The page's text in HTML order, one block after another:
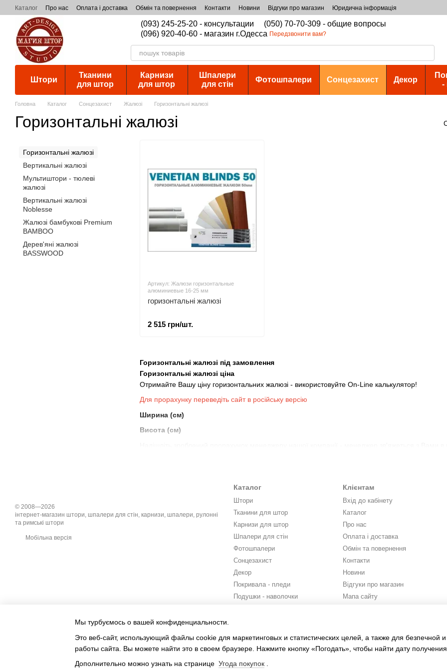
Перейти к основному контенту
Каталог Про нас Оплата і доставка Обмін та повернення Контакти Новини Відгуки про магазин Юридична інформація
(093) 245-25-20 - консультации
(050) 70-70-309 - общие вопросы
(096) 920-40-60 - магазин г.Одесса Передзвонити вам?
Штори
Тканини
для штор
Карнизи
для штор
Шпалери
для стін
Фотошпалери Сонцезахист Декор
-
Головна Каталог Сонцезахист Жалюзі Горизонтальні жалюзі
Горизонтальні жалюзі
Горизонтальні жалюзі під замовлення
Горизонтальні жалюзі ціна
Отримайте Вашу ціну горизонтальних жалюзі - використовуйте On-Line калькулятор!
Для прорахунку переведіть сайт в російську версію
Ширина (см)
Висота (см)
- класичні сонцезахисні системи, що складаються з ламелей,
регулюючи світловий потік. Жалюзі горизонтального типу оптимально підходять для
Як правильно зробити замір?
1 спосіб - установка в отвір (в верхній укіс).
Змиритися ширина і висота отвору в декількох місцях і вибирається найменше значення.
жалюзі. Якщо жалюзі будуть встановлюватися в глибині більше 70 мм від краю укосу,
Чи дозволить встановлене виріб безперешкодно відкривати стулки вікна;
1000 мм 80 мм 80 мм
2000 мм 120 мм 110 мм
Артикул: Жалюзи горизонтальные
алюминиевые 16-25 мм
горизонтальні жалюзі
2 515 грн/шт.
Горизонтальні жалюзі
Вертикальні жалюзі
Мультиштори - тюлеві
жалюзі
Вертикальні жалюзі
Noblesse
Жалюзі бамбукові Premium
BAMBOO
Дерев'яні жалюзі
BASSWOOD
© 2008—2026
інтернет-магазин штори, шпалери для стін, карнизи, шпалери, рулонні
та римські штори
Мобільна версія
Каталог
Штори
Тканини для штор
Карнизи для штор
Шпалери для стін
Фотошпалери
Сонцезахист
Декор
Покривала - пледи
Подушки - наволочки
Клієнтам
Вхід до кабінету
Каталог
Про нас
Оплата і доставка
Обмін та повернення
Контакти
Новини
Відгуки про магазин
Мапа сайту
Мы турбуємось о вашей конфиденциальности.
Это веб-сайт, использующий файлы cookie для маркетинговых и статистических целей, а также для безпечной
работы сайта. Вы можете найти это в своем браузере. Нажмите кнопку «Погодать», чтобы найти дату
Дополнительно можно узнать на странице Угода покупок